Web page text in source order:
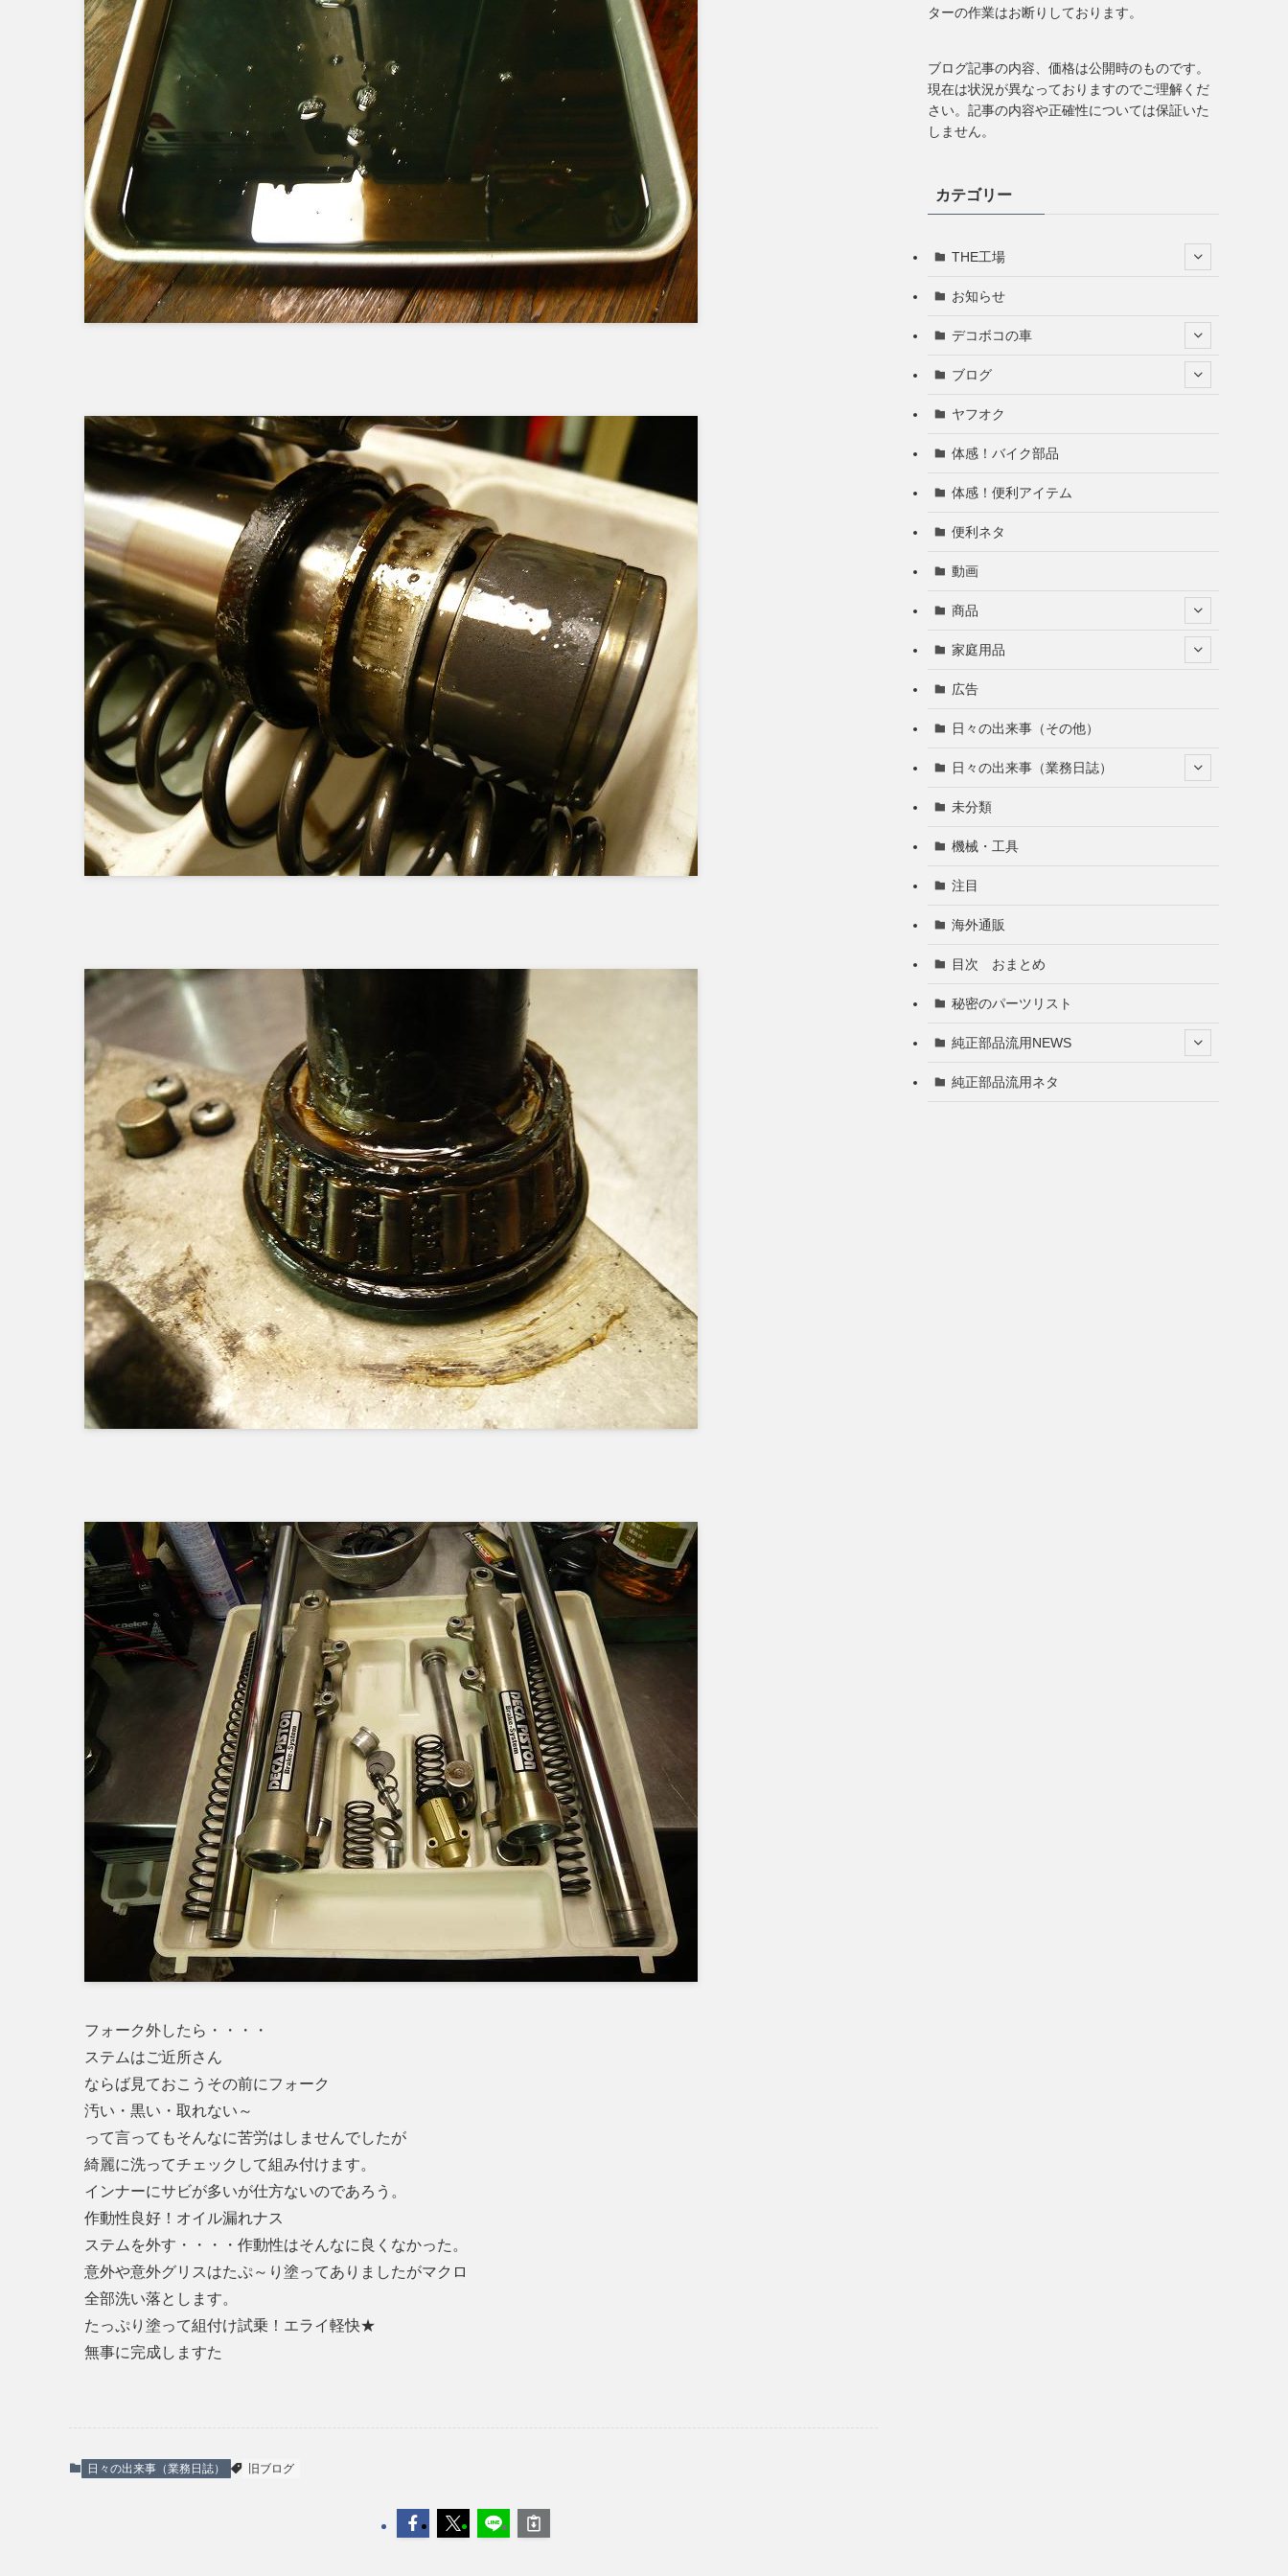
フォーク外したら・・・・
ステムはご近所さん
ならば見ておこうその前にフォーク
汚い・黒い・取れない～
って言ってもそんなに苦労はしませんでしたが
綺麗に洗ってチェックして組み付けます。
インナーにサビが多いが仕方ないのであろう。
作動性良好！オイル漏れナス
ステムを外す・・・・作動性はそんなに良くなかった。
意外や意外グリスはたぷ～り塗ってありましたがマクロ
全部洗い落とします。
たっぷり塗って組付け試乗！エライ軽快★
無事に完成しますた
日々の出来事（業務日誌） 旧ブログ
ターの作業はお断りしております。
ブログ記事の内容、価格は公開時のものです。
現在は状況が異なっておりますのでご理解くだ
さい。記事の内容や正確性については保証いた
しません。
カテゴリー
THE工場
お知らせ
デコボコの車
ブログ
ヤフオク
体感！バイク部品
体感！便利アイテム
便利ネタ
動画
商品
家庭用品
広告
日々の出来事（その他）
日々の出来事（業務日誌）
未分類
機械・工具
注目
海外通販
目次 おまとめ
秘密のパーツリスト
純正部品流用NEWS
純正部品流用ネタ